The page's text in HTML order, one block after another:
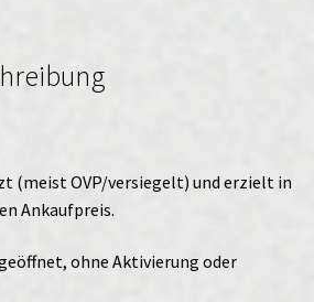
(meist OVP/versiegelt) und erzielt in
Ankaufpreis.
ohne Aktivierung oder